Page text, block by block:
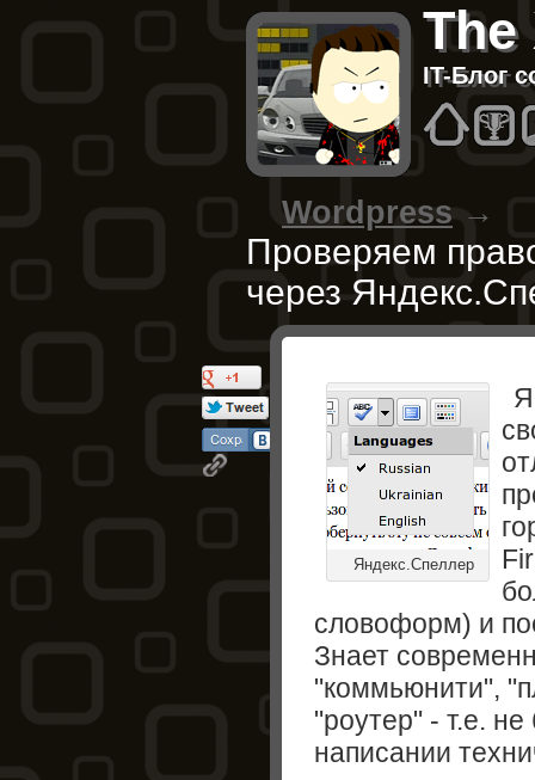
The
IT-Блог
Wordpress →
Проверяем
через
Яндекс.Спеллер
словоформ) и
Знает
"коммьюнити",
"роутер" - т.е.
написании